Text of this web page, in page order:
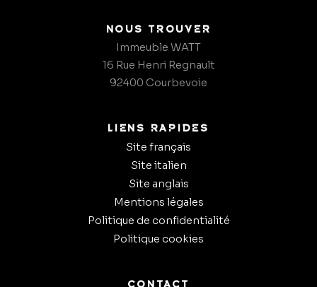
NOUS TROUVER
Immeuble WATT
16 Rue Henri Regnault
92400 Courbevoie
LIENS RAPIDES
Site français
Site italien
Site anglais
Mentions légales
Politique de confidentialité
Politique cookies
CONTACT